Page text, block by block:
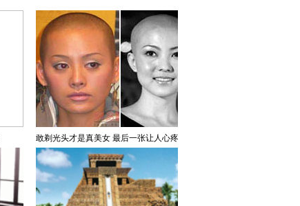
敢剃光头才是真美女 最后一张让人心疼